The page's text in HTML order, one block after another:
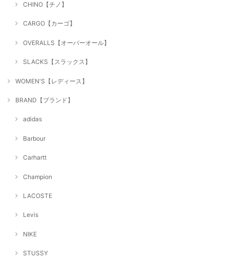
CHINO【チノ】
CARGO【カーゴ】
OVERALLS【オーバーオール】
SLACKS【スラックス】
WOMEN'S【レディース】
BRAND【ブランド】
adidas
Barbour
Carhartt
Champion
LACOSTE
Levis
NIKE
STUSSY